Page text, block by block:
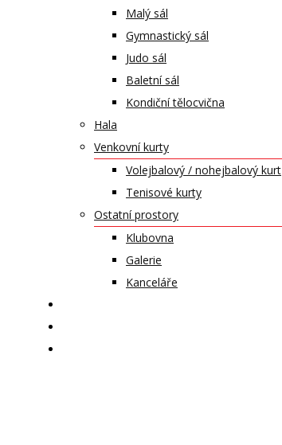
Malý sál
Gymnastický sál
Judo sál
Baletní sál
Kondiční tělocvična
Hala
Venkovní kurty
Volejbalový / nohejbalový kurt
Tenisové kurty
Ostatní prostory
Klubovna
Galerie
Kanceláře